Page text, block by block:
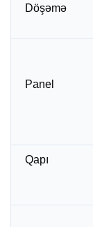
Döşəmə
Panel
Qapı